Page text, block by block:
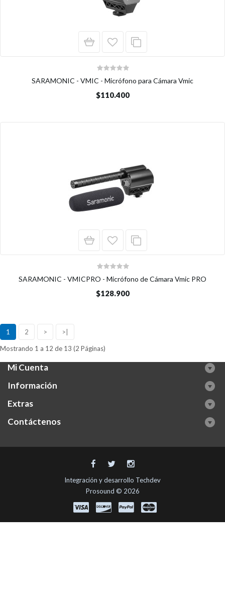
SARAMONIC - VMIC - Micrófono para Cámara Vmic
$110.400
SARAMONIC - VMICPRO - Micrófono de Cámara Vmic PRO
$128.900
1 2 > >|
Mostrando 1 a 12 de 13 (2 Páginas)
Mi Cuenta
Información
Extras
Contáctenos
Integración y desarrollo Techdev
Prosound © 2026